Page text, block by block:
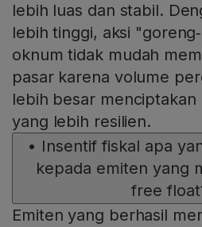
lebih luas dan stabil.
lebih tinggi, aksi
oknum tidak mudah
pasar karena volume
lebih besar
yang lebih resilien.
• Insentif fiskal apa
kepada emiten yang
free
Emiten yang berhasil